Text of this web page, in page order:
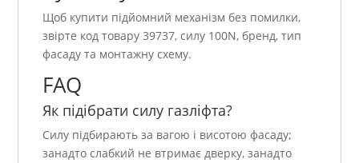
Щоб купити підйомний механізм без помилки,
звірте код товару 39737, силу 100N, бренд, тип
фасаду та монтажну схему.
FAQ
Як підібрати силу газліфта?
Силу підбирають за вагою і висотою фасаду;
занадто слабкий не втримає дверку, занадто